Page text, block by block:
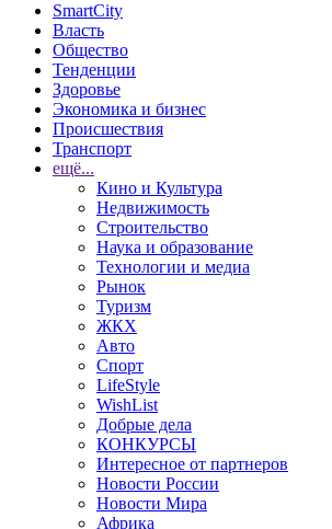
SmartCity
Власть
Общество
Тенденции
Здоровье
Экономика и бизнес
Происшествия
Транспорт
ещё...
Кино и Культура
Недвижимость
Строительство
Наука и образование
Технологии и медиа
Рынок
Туризм
ЖКХ
Авто
Спорт
LifeStyle
WishList
Добрые дела
КОНКУРСЫ
Интересное от партнеров
Новости России
Новости Мира
Африка